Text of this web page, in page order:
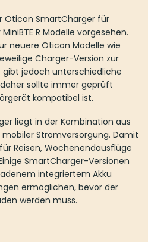
liegt in der Kombination aus
Stromversorgung. Damit ist er
Wochenendausflüge oder
Versionen können mit
Akku mehrere zusätzliche
ältere, aber weiterhin wichtige
Oticon Hörgeräte. Er
Modellfamilien wie Oticon More,
Play PX oder Oticon CROS PX
von Bauform und